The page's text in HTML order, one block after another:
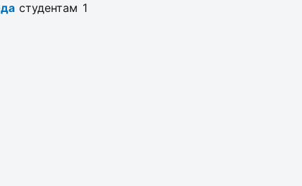
студентам 1